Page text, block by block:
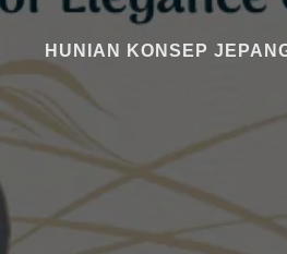
HUNIAN KONSEP